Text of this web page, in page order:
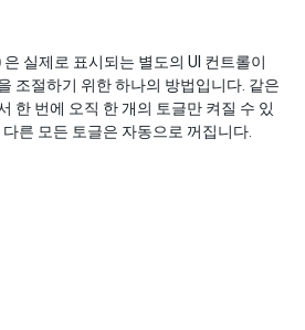
은 실제로 표시되는 별도의 UI 컨트롤이
조절하기 위한 하나의 방법입니다. 같은
한 번에 오직 한 개의 토글만 켜질 수 있
른 모든 토글은 자동으로 꺼집니다.